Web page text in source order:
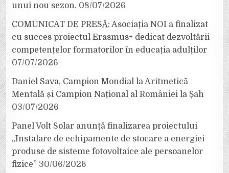
unui nou sezon. 08/07/2026
COMUNICAT DE PRESĂ: Asociația NOI a finalizat
cu succes proiectul Erasmus+ dedicat dezvoltării
competențelor formatorilor în educația adulților
07/07/2026
Daniel Sava, Campion Mondial la Aritmetică
Mentală și Campion Național al României la Șah
03/07/2026
Panel Volt Solar anunță finalizarea proiectului
„Instalare de echipamente de stocare a energiei
produse de sisteme fotovoltaice ale persoanelor
fizice” 30/06/2026